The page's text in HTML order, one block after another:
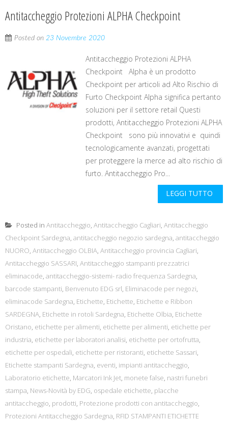
Antitaccheggio Protezioni ALPHA Checkpoint
Posted on 23 Novembre 2020
Antitaccheggio Protezioni ALPHA
Checkpoint Alpha è un prodotto
Checkpoint per articoli ad Alto Rischio di
Furto Checkpoint Alpha significa pertanto
soluzioni per il settore retail Questi
prodotti, Antitaccheggio Protezioni ALPHA
Checkpoint sono più innovativi e quindi
tecnologicamente avanzati, progettati
per proteggere la merce ad alto rischio di
furto. Antitaccheggio Pro...
LEGGI TUTTO
Posted in Antitaccheggio, Antitaccheggio Cagliari, Antitaccheggio
Checkpoint Sardegna, antitaccheggio negozio sardegna, antitaccheggio
NUORO, Antitaccheggio OLBIA, Antitaccheggio provincia Cagliari,
Antitaccheggio SASSARI, Antitaccheggio stampanti prezzatrici
eliminacode, antitaccheggio-sistemi- radio frequenza Sardegna,
barcode stampanti, Benvenuto EDG srl, Eliminacode per negozi,
eliminacode Sardegna, Etichette, Etichette, Etichette e Ribbon
SARDEGNA, Etichette in rotoli Sardegna, Etichette Olbia, Etichette
Oristano, etichette per alimenti, etichette per alimenti, etichette per
industria, etichette per laboratori analisi, etichette per ortofrutta,
etichette per ospedali, etichette per ristoranti, etichette Sassari,
Etichette stampanti Sardegna, eventi, impianti antitaccheggio,
Laboratorio etichette, Marcatori Ink Jet, monete false, nastri funebri
stampa, News-Novità by EDG, ospedale etichette, placche
antitaccheggio, prodotti, Protezione prodotti con antitaccheggio,
Protezioni Antitaccheggio Sardegna, RFID STAMPANTI ETICHETTE